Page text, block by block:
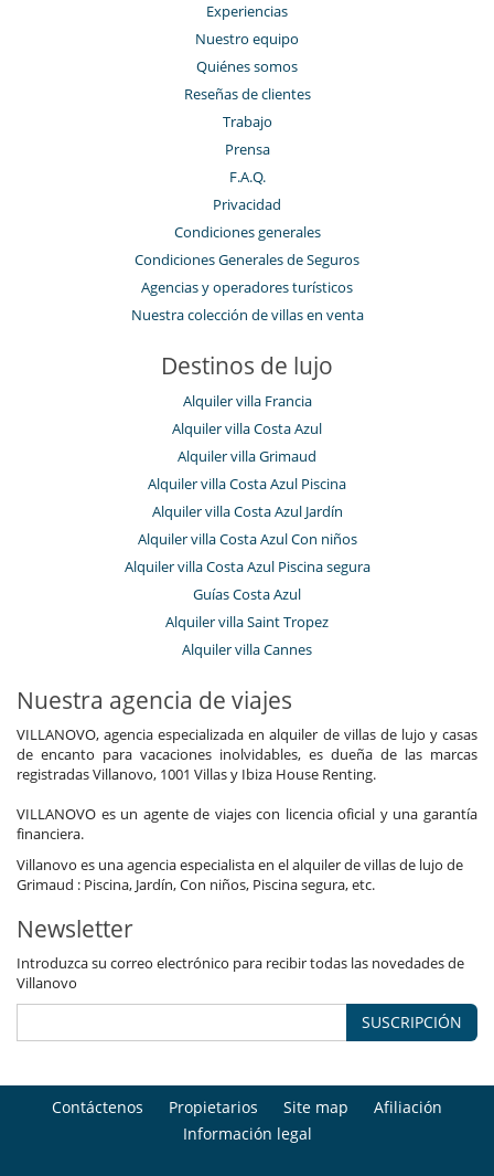
Experiencias
Nuestro equipo
Quiénes somos
Reseñas de clientes
Trabajo
Prensa
F.A.Q.
Privacidad
Condiciones generales
Condiciones Generales de Seguros
Agencias y operadores turísticos
Nuestra colección de villas en venta
Destinos de lujo
Alquiler villa Francia
Alquiler villa Costa Azul
Alquiler villa Grimaud
Alquiler villa Costa Azul Piscina
Alquiler villa Costa Azul Jardín
Alquiler villa Costa Azul Con niños
Alquiler villa Costa Azul Piscina segura
Guías Costa Azul
Alquiler villa Saint Tropez
Alquiler villa Cannes
Nuestra agencia de viajes
VILLANOVO, agencia especializada en alquiler de villas de lujo y casas
de encanto para vacaciones inolvidables, es dueña de las marcas
registradas Villanovo, 1001 Villas y Ibiza House Renting.
VILLANOVO es un agente de viajes con licencia oficial y una garantía
financiera.
Villanovo es una agencia especialista en el alquiler de villas de lujo de
Grimaud : Piscina, Jardín, Con niños, Piscina segura, etc.
Newsletter
Introduzca su correo electrónico para recibir todas las novedades de
Villanovo
SUSCRIPCIÓN
Contáctenos Propietarios Site map
Afiliación
Información legal